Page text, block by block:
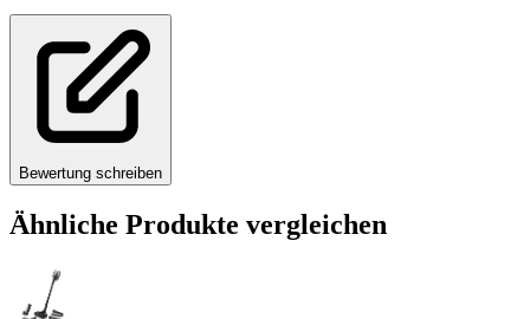
Bewertung schreiben
Ähnliche Produkte vergleichen